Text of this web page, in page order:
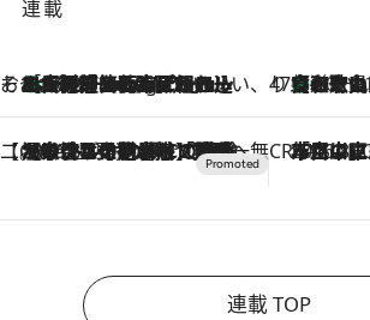
連載
そおだよおこの関西おいしい、おやつ紀行
10 Hours Ago
［大阪府箕面市］一皿一皿目の前で仕上げられる、料理を巧みに組み込んだアシェットデセールコース「ミチル アシェット デセール（Michiru assiette dessert）」 47都道府県の手みやげ ひ
10
【和歌山県】この夏絶対食べたい 冷やしておいしいおやつ3選 みかんがごろっと丸ごと入ったジュレ
【CREA×星野リゾート】唯一無二。癒しと発見が待つ場所へ
2026.8.7
【トンボの足水浴】ヒノキの香りに包まれて涼感マックス！約13℃の湧水かけ流しを避暑地「星野温泉 トンボの湯」で体験 CREA'S
2026.8.7
「立川にも歌舞伎があるんだよ」
連載 TOP